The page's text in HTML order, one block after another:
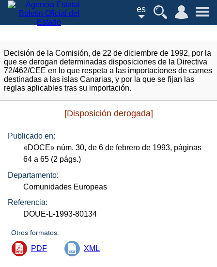
es
Decisión de la Comisión, de 22 de diciembre de 1992, por la
que se derogan determinadas disposiciones de la Directiva
72/462/CEE en lo que respeta a las importaciones de carnes
destinadas a las islas Canarias, y por la que se fijan las
reglas aplicables tras su importación.
[Disposición derogada]
Publicado en:
«DOCE» núm. 30, de 6 de febrero de 1993, páginas
64 a 65 (2 págs.)
Departamento:
Comunidades Europeas
Referencia:
DOUE-L-1993-80134
Otros formatos:
PDF XML